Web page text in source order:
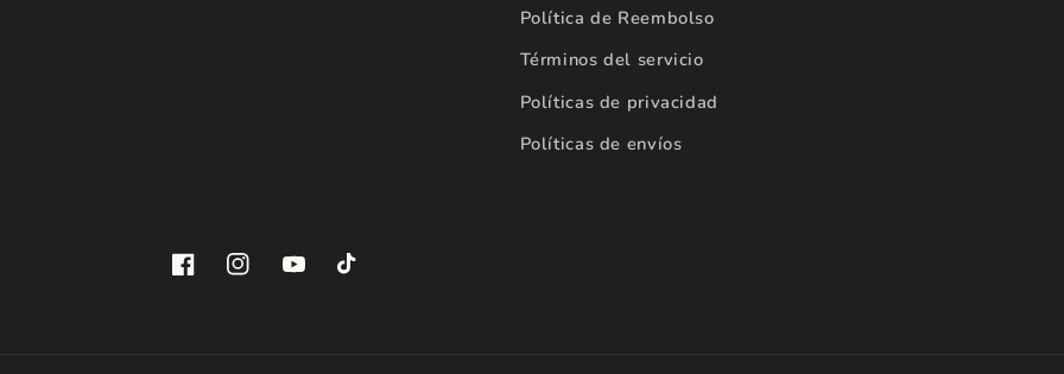
Política de Reembolso
Términos del servicio
Políticas de privacidad
Políticas de envíos
FacebookInstagramYouTubeTikTok